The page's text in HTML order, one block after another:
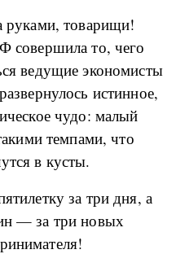
руками, товарищи!
совершила то, чего
ведущие экономисты
истинное,
чудо: малый
темпами, что
в кусты.
за три дня, а
— за три новых